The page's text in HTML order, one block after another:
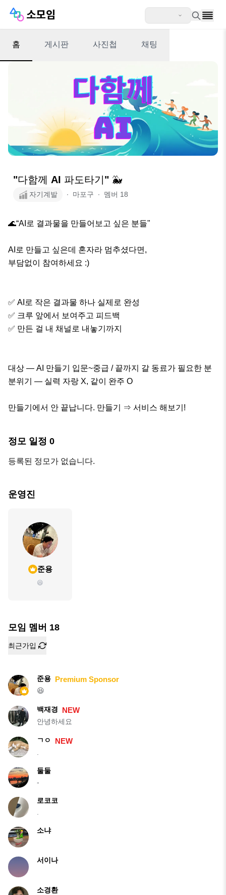
홈 게시판 사진첩 채팅
"다함께 AI 파도타기" 🐳
자기계발 ∙ 마포구 ∙ 멤버 18
🌊“AI로 결과물을 만들어보고 싶은 분들"
AI로 만들고 싶은데 혼자라 멈추셨다면,
부담없이 참여하세요 :)
✅ AI로 작은 결과물 하나 실제로 완성
✅ 크루 앞에서 보여주고 피드백
✅ 만든 걸 내 채널로 내놓기까지
대상 — AI 만들기 입문~중급 / 끝까지 갈 동료가 필요한 분
분위기 — 실력 자랑 X, 같이 완주 O
만들기에서 안 끝납니다. 만들기 ⇒ 서비스 해보기!
정모 일정 0
등록된 정모가 없습니다.
운영진
준용
😆
모임 멤버 18
최근가입
준용 Premium Sponsor
😆
백재경 NEW
안녕하세요
ㄱㅇ NEW
.
둘둘
-
로코코
.
소냐
서이나
소경환